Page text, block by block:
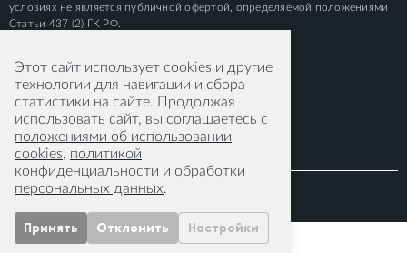
условиях не является публичной офертой, определяемой положениями
Статьи 437 (2) ГК РФ.
© 2015-2026 RICOH IMAGING EUROPE S.A.S
Этот сайт использует cookies и другие
технологии для навигации и сбора
статистики на сайте. Продолжая
использовать сайт, вы соглашаетесь с
положениями об использовании
cookies, политикой
конфиденциальности и обработки
персональных данных.
Принять Отклонить Настройки